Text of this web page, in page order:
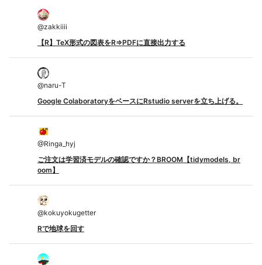
@zakkiiii
【R】TeX形式の図表をR⇒PDFに直接出力する
@naru-T
Google ColaboratoryをベースにRstudio serverを立ち上げる。
@Ringa_hyj
ご注文は学習済モデルの確認ですか？BROOM【tidymodels, br
oom】
@kokuyokugetter
Rで地球を回す